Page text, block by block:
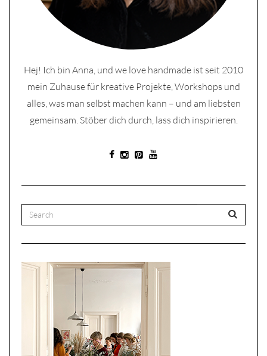
Hej! Ich bin Anna, und we love handmade ist seit 2010
mein Zuhause für kreative Projekte, Workshops und
alles, was man selbst machen kann – und am liebsten
gemeinsam. Stöber dich durch, lass dich inspirieren.